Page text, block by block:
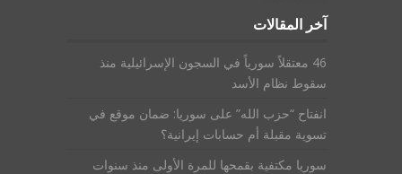
آخر المقالات
46 معتقلاً سورياً في السجون الإسرائيلية منذ
سقوط نظام الأسد
انفتاح “حزب الله” على سوريا: ضمان موقع في
تسوية مقبلة أم حسابات إيرانية؟
سوريا مكتفية بقمحها للمرة الأولى منذ سنوات